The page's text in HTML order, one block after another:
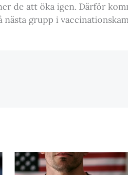
de att öka igen. Därför
grupp i